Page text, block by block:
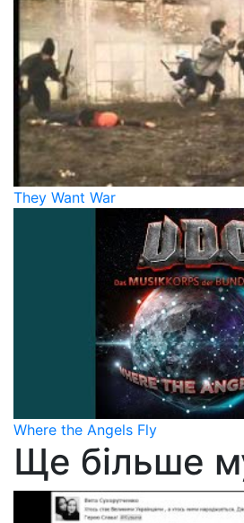
They Want War
Where the Angels Fly
Ще більше